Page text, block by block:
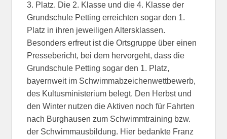
3. Platz. Die 2. Klasse und die 4. Klasse der
Grundschule Petting erreichten sogar den 1.
Platz in ihren jeweiligen Altersklassen.
Besonders erfreut ist die Ortsgruppe über einen
Pressebericht, bei dem hervorgeht, dass die
Grundschule Petting sogar den 1. Platz,
bayernweit im Schwimmabzeichenwettbewerb,
des Kultusministerium belegt. Den Herbst und
den Winter nutzen die Aktiven noch für Fahrten
nach Burghausen zum Schwimmtraining bzw.
der Schwimmausbildung. Hier bedankte Franz